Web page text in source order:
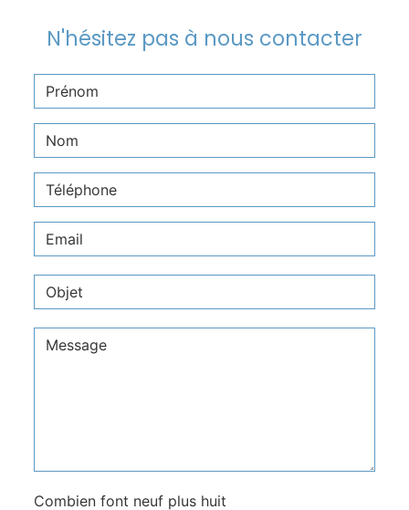
N'hésitez pas à nous contacter
Combien font neuf plus huit